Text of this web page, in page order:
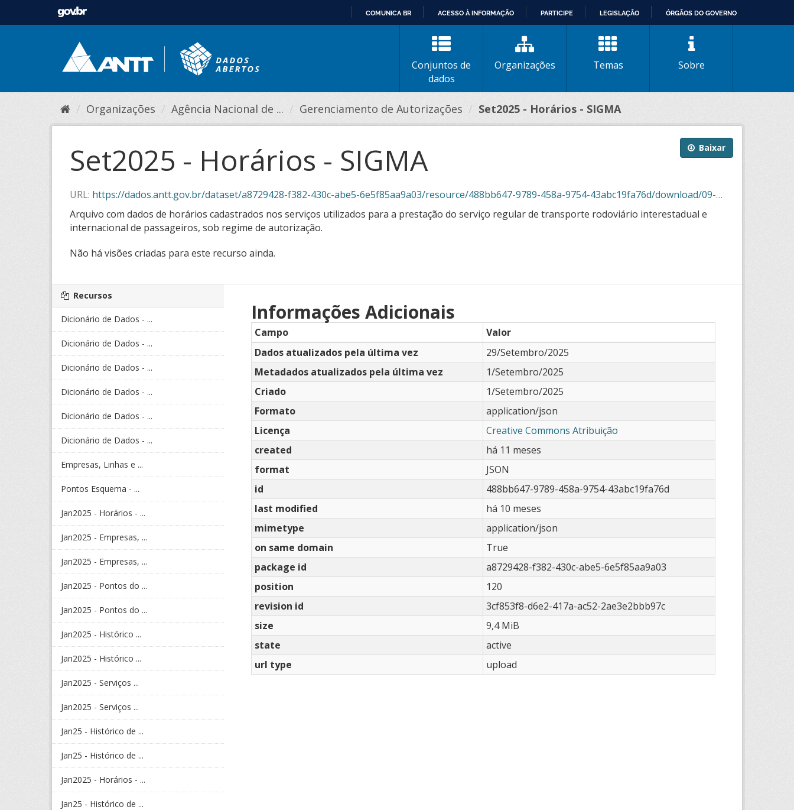
CONTEÚDO
COMUNICA BR ACESSO À INFORMAÇÃO PARTICIPE LEGISLAÇÃO ÓRGÃOS DO GOVERNO
Conjuntos de
dados
Organizações Temas Sobre
Organizações Agência Nacional de ... Gerenciamento de Autorizações Set2025 - Horários - SIGMA
Baixar
Set2025 - Horários - SIGMA
URL: https://dados.antt.gov.br/dataset/a8729428-f382-430c-abe5-6e5f85aa9a03/resource/488bb647-9789-458a-9754-43abc19fa76d/download/09-2025_horarios_sigma.json
Arquivo com dados de horários cadastrados nos serviços utilizados para a prestação do serviço regular de transporte rodoviário interestadual e
internacional de passageiros, sob regime de autorização.
Não há visões criadas para este recurso ainda.
Recursos
Dicionário de Dados - ...
Dicionário de Dados - ...
Dicionário de Dados - ...
Dicionário de Dados - ...
Dicionário de Dados - ...
Dicionário de Dados - ...
Empresas, Linhas e ...
Pontos Esquema - ...
Jan2025 - Horários - ...
Jan2025 - Empresas, ...
Jan2025 - Empresas, ...
Jan2025 - Pontos do ...
Jan2025 - Pontos do ...
Jan2025 - Histórico ...
Jan2025 - Histórico ...
Jan2025 - Serviços ...
Jan2025 - Serviços ...
Jan25 - Histórico de ...
Jan25 - Histórico de ...
Jan2025 - Horários - ...
Jan25 - Histórico de ...
Informações Adicionais
Campo
Valor
Dados atualizados pela última vez
29/Setembro/2025
Metadados atualizados pela última vez
1/Setembro/2025
Criado
1/Setembro/2025
Formato
application/json
Licença
Creative Commons Atribuição
created
há 11 meses
format
JSON
id
488bb647-9789-458a-9754-43abc19fa76d
last modified
há 10 meses
mimetype
application/json
on same domain
True
package id
a8729428-f382-430c-abe5-6e5f85aa9a03
position
120
revision id
3cf853f8-d6e2-417a-ac52-2ae3e2bbb97c
size
9,4 MiB
state
active
url type
upload